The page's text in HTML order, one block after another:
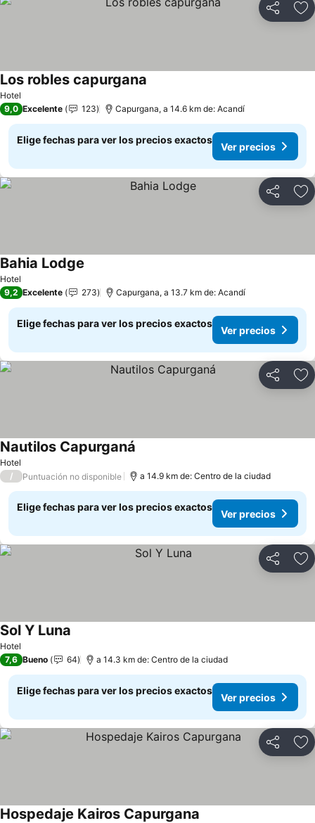
Compartir
Hotel
Los robles capurgana
9,0 Excelente 123 Capurgana, a 14.6 km de: Acandí
Elige fechas para ver los precios exactos
Ver precios
Compartir
Hotel
Bahia Lodge
9,2 Excelente 273 Capurgana, a 13.7 km de: Acandí
Elige fechas para ver los precios exactos
Ver precios
Compartir
Hotel
Nautilos Capurganá
/ Puntuación no disponible a 14.9 km de: Centro de la ciudad
Elige fechas para ver los precios exactos
Ver precios
Compartir
Hotel
Sol Y Luna
7,6 Bueno 64 a 14.3 km de: Centro de la ciudad
Elige fechas para ver los precios exactos
Ver precios
Compartir
Hospedaje Kairos Capurgana